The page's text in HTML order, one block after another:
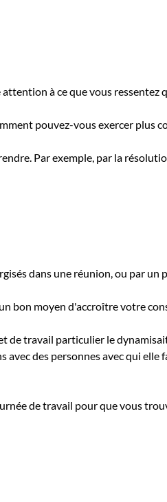
à ce que vous
pouvez-vous exercer plus
Par exemple, par la
dans une réunion, ou par
bon moyen d'accroître votre
de travail particulier le
des personnes avec qui
de travail pour que vous